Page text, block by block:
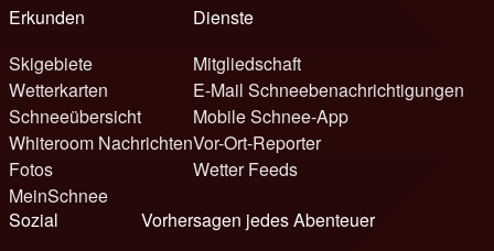
Erkunden
Skigebiete
Wetterkarten
Schneeübersicht
Whiteroom Nachrichten
Fotos
MeinSchnee
Dienste
Mitgliedschaft
E-Mail Schneebenachrichtigungen
Mobile Schnee-App
Vor-Ort-Reporter
Wetter Feeds
Sozial
Vorhersagen jedes Abenteuer